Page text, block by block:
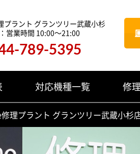
対応機種一覧 修
プラント グランツリー武蔵小杉
営業時間 10:00～21:00
789-5395
理プラント グランツリー武蔵小杉